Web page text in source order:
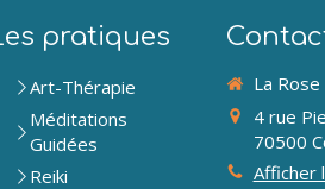
pratiques
Art-Thérapie
Méditations
Guidées
Reiki
La
4 rue
70500
Afficher